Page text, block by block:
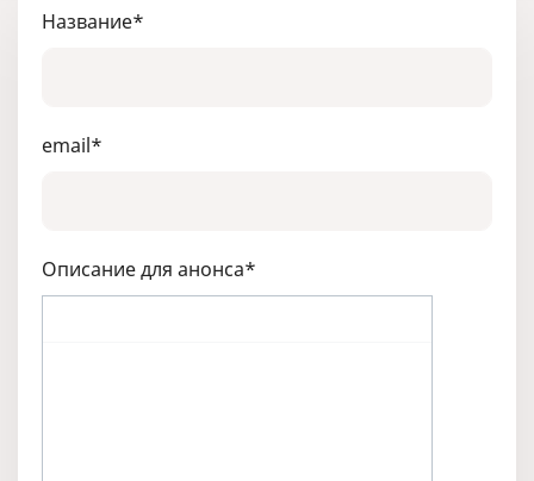
Название*
email*
Описание для анонса*